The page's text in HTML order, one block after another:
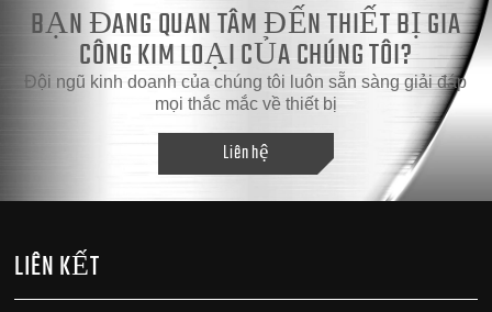
BẠN ĐANG QUAN TÂM ĐẾN THIẾT BỊ GIA
CÔNG KIM LOẠI CỦA CHÚNG TÔI?
Đội ngũ kinh doanh của chúng tôi luôn sẵn sàng giải đáp
mọi thắc mắc về thiết bị
Liên hệ
LIÊN KẾT